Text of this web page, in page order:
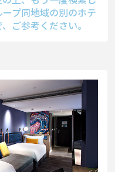
プ同地域の別のホテ
ご参考ください。